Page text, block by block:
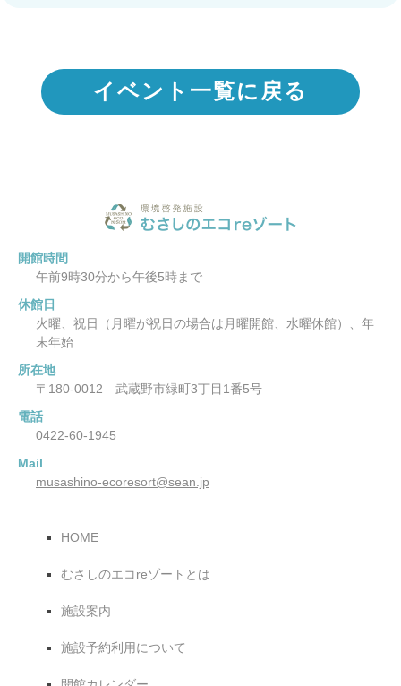
イベント一覧に戻る
開館時間
午前9時30分から午後5時まで
休館日
火曜、祝日（月曜が祝日の場合は月曜開館、水曜休館）、年
末年始
所在地
〒180-0012 武蔵野市緑町3丁目1番5号
電話
0422-60-1945
Mail
musashino-ecoresort@sean.jp
HOME
むさしのエコreゾートとは
施設案内
施設予約利用について